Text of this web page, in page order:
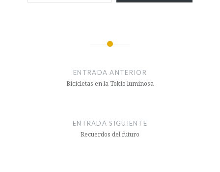
ENTRADA ANTERIOR
Bicicletas en la Tokio luminosa
ENTRADA SIGUIENTE
Recuerdos del futuro